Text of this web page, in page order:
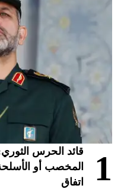
1
قائد الحرس
المخصب أو
اتفاق